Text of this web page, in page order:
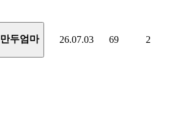
만두엄마 26.07.03 69 2